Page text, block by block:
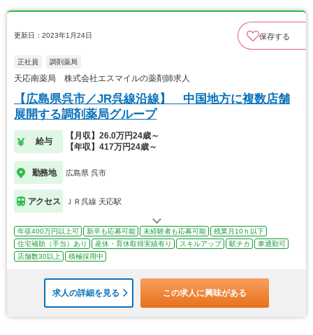
更新日：2023年1月24日 保存する
正社員 調剤薬局
天応南薬局 株式会社エスマイルの薬剤師求人
【広島県呉市／JR呉線沿線】 中国地方に複数店舗
展開する調剤薬局グループ
給与
【月収】26.0万円24歳～
【年収】417万円24歳～
勤務地 広島県 呉市
アクセス ＪＲ呉線 天応駅
年収400万円以上可 新卒も応募可能 未経験者も応募可能
残業月10ｈ以下
住宅補助（手当）あり
産休・育休取得実績有り スキルアップ 駅チカ
車通勤可
店舗数30以上
積極採用中
求人の詳細を見る この求人に興味がある